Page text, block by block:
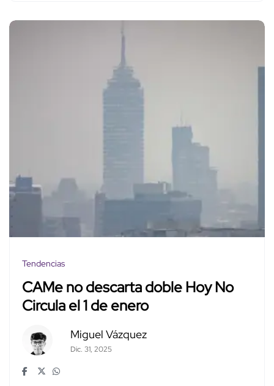
Tendencias
CAMe no descarta doble Hoy No
Circula el 1 de enero
Miguel Vázquez
Dic. 31, 2025